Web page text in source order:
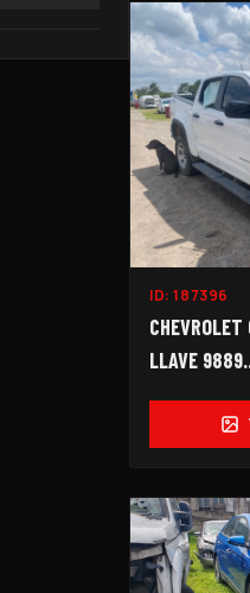
ID:187396
LLAVE